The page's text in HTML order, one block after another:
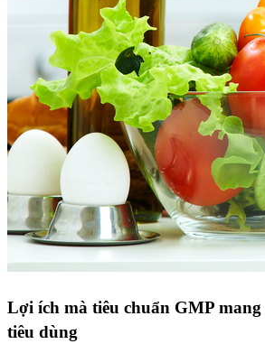
Lợi ích mà tiêu chuẩn GMP mang
tiêu dùng